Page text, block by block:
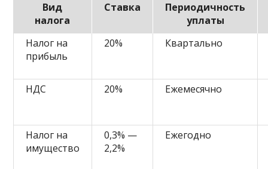
Вид
налога
Ставка
Периодичность
уплаты
Налог на
прибыль
20% Квартально
НДС 20% Ежемесячно
Налог на
имущество
0,3% —
2,2%
Ежегодно